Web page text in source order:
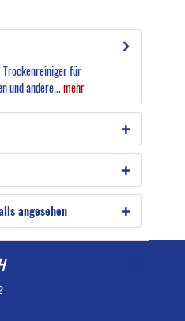
Trockenreiniger für
und andere...mehr
angesehen